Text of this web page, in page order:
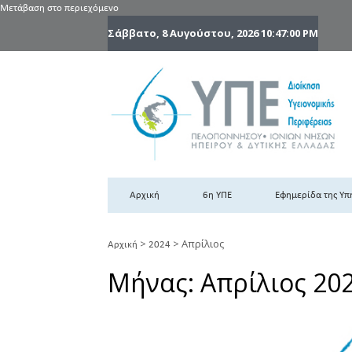
Μετάβαση στο περιεχόμενο
Σάββατο, 8 Αυγούστου, 202610:47:01 PM
Αρχική 6η ΥΠΕ Εφημερίδα της
Αρχική > 2024 > Απρίλιος
Μήνας: Απρίλιος